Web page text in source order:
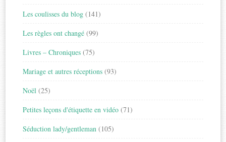
Les coulisses du blog (141)
Les règles ont changé (99)
Livres – Chroniques (75)
Mariage et autres réceptions (93)
Noël (25)
Petites leçons d'étiquette en vidéo (71)
Séduction lady/gentleman (105)